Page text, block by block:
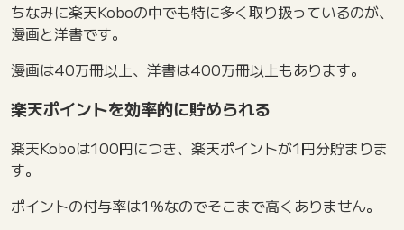
ちなみに楽天Koboの中でも特に多く取り扱っているのが、
漫画と洋書です。
漫画は40万冊以上、洋書は400万冊以上もあります。
楽天ポイントを効率的に貯められる
楽天Koboは100円につき、楽天ポイントが1円分貯まりま
す。
ポイントの付与率は1％なのでそこまで高くありません。